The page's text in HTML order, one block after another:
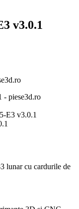
v3.0.1
lunar cu cardurile de